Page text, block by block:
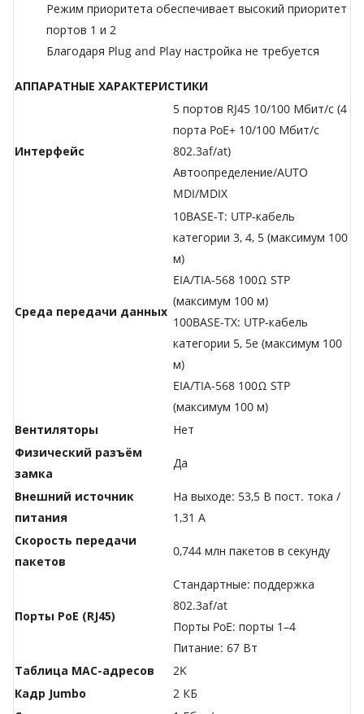
Режим приоритета обеспечивает высокий приоритет
портов 1 и 2
Благодаря Plug and Play настройка не требуется
АППАРАТНЫЕ ХАРАКТЕРИСТИКИ
Интерфейс
5 портов RJ45 10/100 Мбит/с (4
порта PoE+ 10/100 Мбит/с
802.3af/at)
Автоопределение/AUTO
MDI/MDIX
Среда передачи данных
10BASE-T: UTP-кабель
категории 3, 4, 5 (максимум 100
м)
EIA/TIA-568 100Ω STP
(максимум 100 м)
100BASE-TX: UTP-кабель
категории 5, 5e (максимум 100
м)
EIA/TIA-568 100Ω STP
(максимум 100 м)
Вентиляторы
Нет
Физический разъём
замка
Да
Внешний источник
питания
На выходе: 53,5 В пост. тока /
1,31 А
Скорость передачи
пакетов
0,744 млн пакетов в секунду
Порты PoE (RJ45)
Стандартные: поддержка
802.3af/at
Порты PoE: порты 1–4
Питание: 67 Вт
Таблица MAC-адресов
2K
Кадр Jumbo
2 КБ